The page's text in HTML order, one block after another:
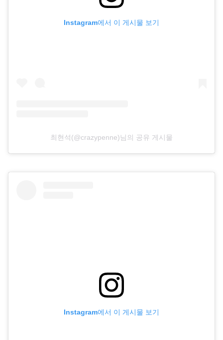
Instagram에서 이 게시물 보기
최현석(@crazypenne)님의 공유 게시물
Instagram에서 이 게시물 보기